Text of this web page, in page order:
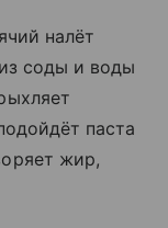
налёт
соды и воды
паста
жир,